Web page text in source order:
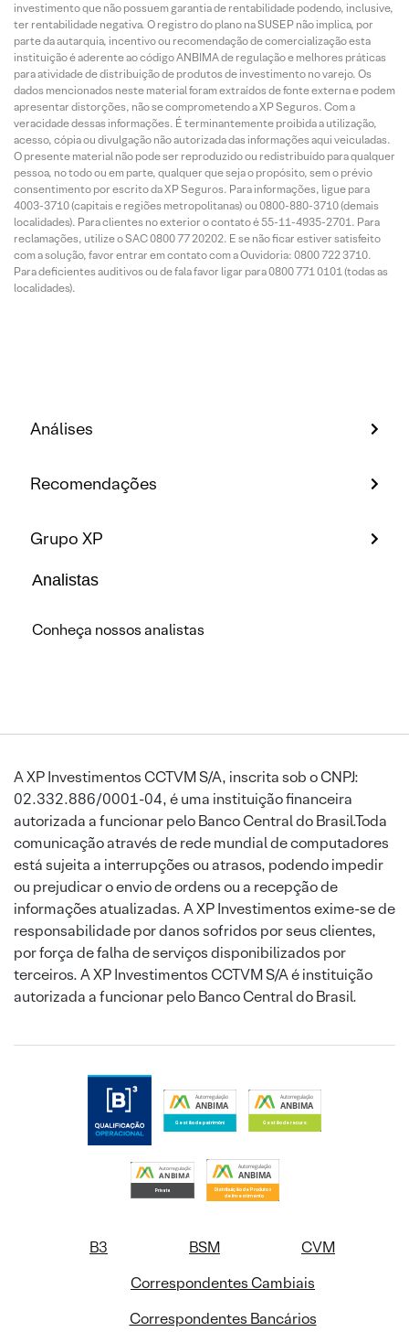
investimento que não possuem garantia de rentabilidade podendo, inclusive,
ter rentabilidade negativa. O registro do plano na SUSEP não implica, por
parte da autarquia, incentivo ou recomendação de comercialização esta
instituição é aderente ao código ANBIMA de regulação e melhores práticas
para atividade de distribuição de produtos de investimento no varejo. Os
dados mencionados neste material foram extraídos de fonte externa e podem
apresentar distorções, não se comprometendo a XP Seguros. Com a
veracidade dessas informações. É terminantemente proibida a utilização,
acesso, cópia ou divulgação não autorizada das informações aqui veiculadas.
O presente material não pode ser reproduzido ou redistribuído para qualquer
pessoa, no todo ou em parte, qualquer que seja o propósito, sem o prévio
consentimento por escrito da XP Seguros. Para informações, ligue para
4003-3710 (capitais e regiões metropolitanas) ou 0800-880-3710 (demais
localidades). Para clientes no exterior o contato é 55-11-4935-2701. Para
reclamações, utilize o SAC 0800 77 20202. E se não ficar estiver satisfeito
com a solução, favor entrar em contato com a Ouvidoria: 0800 722 3710.
Para deficientes auditivos ou de fala favor ligar para 0800 771 0101 (todas as
localidades).
Análises
Recomendações
Grupo XP
Analistas
Conheça nossos analistas
A XP Investimentos CCTVM S/A, inscrita sob o CNPJ:
02.332.886/0001-04, é uma instituição financeira
autorizada a funcionar pelo Banco Central do Brasil.Toda
comunicação através de rede mundial de computadores
está sujeita a interrupções ou atrasos, podendo impedir
ou prejudicar o envio de ordens ou a recepção de
informações atualizadas. A XP Investimentos exime-se de
responsabilidade por danos sofridos por seus clientes,
por força de falha de serviços disponibilizados por
terceiros. A XP Investimentos CCTVM S/A é instituição
autorizada a funcionar pelo Banco Central do Brasil.
B3 BSM
CVM
Correspondentes Cambiais
Correspondentes Bancários